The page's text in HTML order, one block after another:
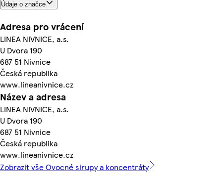
Údaje o značce
Adresa pro vrácení
LINEA NIVNICE, a.s.
U Dvora 190
687 51 Nivnice
Česká republika
www.lineanivnice.cz
Název a adresa
LINEA NIVNICE, a.s.
U Dvora 190
687 51 Nivnice
Česká republika
www.lineanivnice.cz
Zobrazit vše Ovocné sirupy a koncentráty